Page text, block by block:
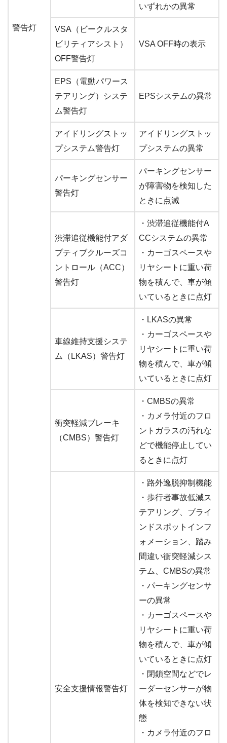
警告灯
いずれかの異常
VSA（ビークルスタ
ビリティアシスト）
OFF警告灯
VSA OFF時の表示
EPS（電動パワース
テアリング）システ
ム警告灯
EPSシステムの異常
アイドリングストッ
プシステム警告灯
アイドリングストッ
プシステムの異常
パーキングセンサー
警告灯
パーキングセンサー
が障害物を検知した
ときに点滅
渋滞追従機能付アダ
プティブクルーズコ
ントロール（ACC）
警告灯
・渋滞追従機能付A
CCシステムの異常
・カーゴスペースや
リヤシートに重い荷
物を積んで、車が傾
いているときに点灯
車線維持支援システ
ム（LKAS）警告灯
・LKASの異常
・カーゴスペースや
リヤシートに重い荷
物を積んで、車が傾
いているときに点灯
衝突軽減ブレーキ
（CMBS）警告灯
・CMBSの異常
・カメラ付近のフロ
ントガラスの汚れな
どで機能停止してい
るときに点灯
安全支援情報警告灯
・路外逸脱抑制機能
・歩行者事故低減ス
テアリング、ブライ
ンドスポットインフ
ォメーション、踏み
間違い衝突軽減シス
テム、CMBSの異常
・パーキングセンサ
ーの異常
・カーゴスペースや
リヤシートに重い荷
物を積んで、車が傾
いているときに点灯
・閉鎖空間などでレ
ーダーセンサーが物
体を検知できない状
態
・カメラ付近のフロ